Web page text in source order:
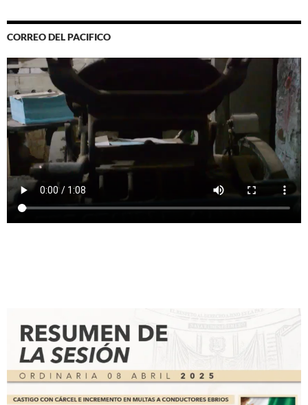
CORREO DEL PACIFICO